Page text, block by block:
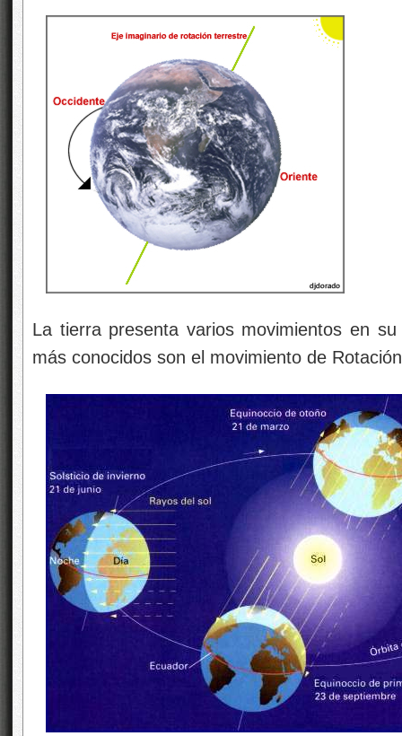
La tierra presenta varios movimientos en
más conocidos son el movimiento de